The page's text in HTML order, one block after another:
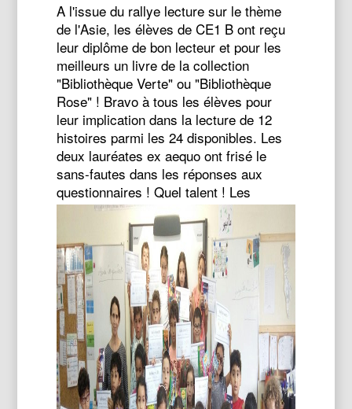
A l'issue du rallye lecture sur le thème
de l'Asie, les élèves de CE1 B ont reçu
leur diplôme de bon lecteur et pour les
meilleurs un livre de la collection
"Bibliothèque Verte" ou "Bibliothèque
Rose" ! Bravo à tous les élèves pour
leur implication dans la lecture de 12
histoires parmi les 24 disponibles. Les
deux lauréates ex aequo ont frisé le
sans-fautes dans les réponses aux
questionnaires ! Quel talent ! Les